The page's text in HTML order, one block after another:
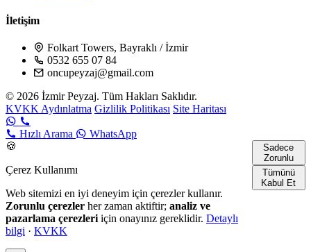
İletişim
Folkart Towers, Bayraklı / İzmir
0532 655 07 84
oncupeyzaj@gmail.com
© 2026 İzmir Peyzaj. Tüm Hakları Saklıdır.
KVKK Aydınlatma Gizlilik Politikası Site Haritası
Hızlı Arama
WhatsApp
🍪
Çerez Kullanımı
Web sitemizi en iyi deneyim için çerezler kullanır.
Zorunlu çerezler her zaman aktiftir; analiz ve
pazarlama çerezleri için onayınız gereklidir. Detaylı
bilgi · KVKK
Sadece
Zorunlu
Tümünü
Kabul Et